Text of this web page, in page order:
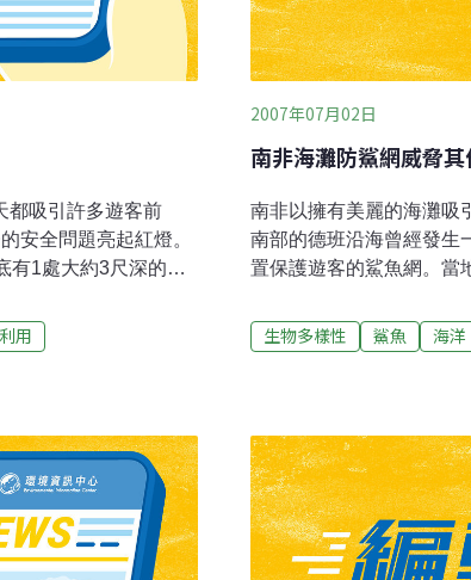
都吸引許多遊客前
安全問題亮起紅燈。
有1處大約3尺深的凹
多，平靜海面波光
上漩渦，隨時可能
的防波堤，也處處
，海上也拉起警戒
用
2007年07月02日
南非海灘防鯊網威脅
南非以擁有美麗的海灘吸
南部的德班沿海曾經發生
置保護遊客的鯊魚網。當
在設法減低鯊魚網對環境
離岸邊400米的海面下，
保護主義者認為，鯊魚網
事務局在某些區域用浮桶
置來驅逐鯊魚，另外還設
的理念很簡單，那就是：
於被鯊魚襲擊
生物多樣性 鯊魚 海洋